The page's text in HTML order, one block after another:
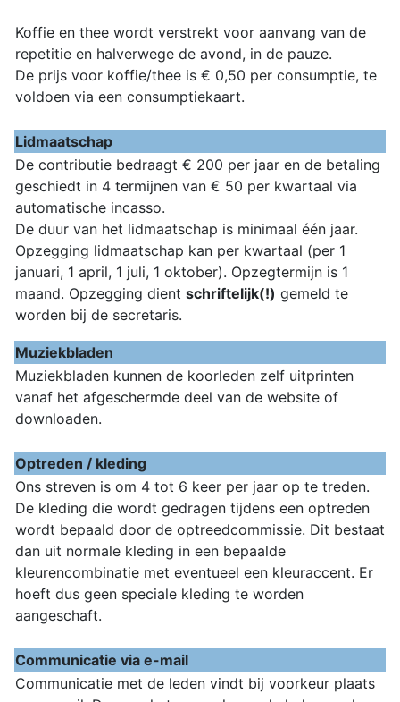
Koffie en thee wordt verstrekt voor aanvang van de
repetitie en halverwege de avond, in de pauze.
De prijs voor koffie/thee is € 0,50 per consumptie, te
voldoen via een consumptiekaart.
Lidmaatschap
De contributie bedraagt € 200 per jaar en de betaling
geschiedt in 4 termijnen van € 50 per kwartaal via
automatische incasso.
De duur van het lidmaatschap is minimaal één jaar.
Opzegging lidmaatschap kan per kwartaal (per 1
januari, 1 april, 1 juli, 1 oktober). Opzegtermijn is 1
maand. Opzegging dient schriftelijk(!) gemeld te
worden bij de secretaris.
Muziekbladen
Muziekbladen kunnen de koorleden zelf uitprinten
vanaf het afgeschermde deel van de website of
downloaden.
Optreden / kleding
Ons streven is om 4 tot 6 keer per jaar op te treden.
De kleding die wordt gedragen tijdens een optreden
wordt bepaald door de optreedcommissie. Dit bestaat
dan uit normale kleding in een bepaalde
kleurencombinatie met eventueel een kleuraccent. Er
hoeft dus geen speciale kleding te worden
aangeschaft.
Communicatie via e-mail
Communicatie met de leden vindt bij voorkeur plaats